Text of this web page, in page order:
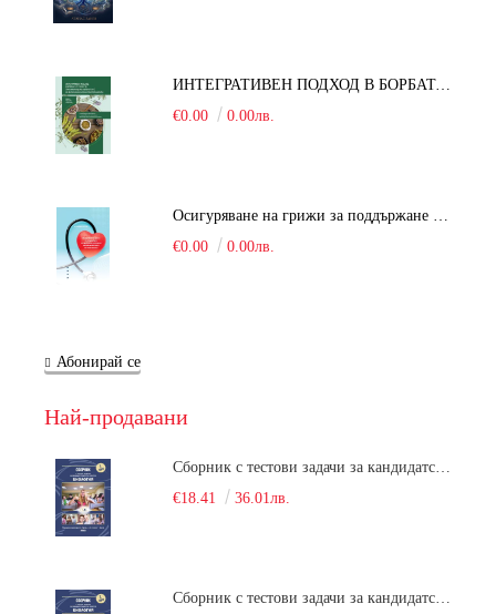
ИНТЕГРАТИВЕН ПОДХОД В БОРБАТА С COVID-19: От патогенезата на Sars-Cov-2 до фитомедицината и етноботаниката. Антивирусна активност и терапевтичен потенциал на българските лечебни растения
€0.00
0.00лв.
Осигуряване на грижи за поддържане на здравното състояние на уязвимите групи от населени
€0.00
0.00лв.
Абонирай се
Най-продавани
Сборник с тестови задачи за кандидатстудентски изпит по биология върху учебния материал за задължителна и профилирана подготовка, изучаван в средния курс на обучение. Част 1
€18.41
36.01лв.
Сборник с тестови задачи за кандидатстудентски изпит по биология върху учебния материал за задължителна и профилирана подготовка, изучаван в средния курс на обучение. Част 2